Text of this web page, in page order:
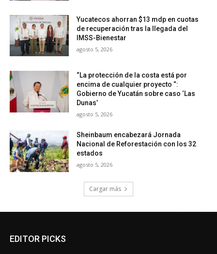
Yucatecos ahorran $13 mdp en cuotas
de recuperación tras la llegada del
IMSS-Bienestar
agosto 5, 2026
“La protección de la costa está por
encima de cualquier proyecto “:
Gobierno de Yucatán sobre caso ‘Las
Dunas’
agosto 5, 2026
Sheinbaum encabezará Jornada
Nacional de Reforestación con los 32
estados
agosto 5, 2026
Cargar más
EDITOR PICKS